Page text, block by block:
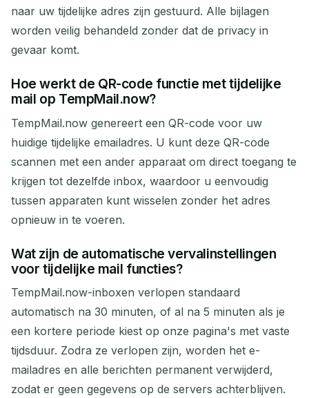
naar uw tijdelijke adres zijn gestuurd. Alle bijlagen
worden veilig behandeld zonder dat de privacy in
gevaar komt.
Hoe werkt de QR-code functie met tijdelijke
mail op TempMail.now?
TempMail.now genereert een QR-code voor uw
huidige tijdelijke emailadres. U kunt deze QR-code
scannen met een ander apparaat om direct toegang te
krijgen tot dezelfde inbox, waardoor u eenvoudig
tussen apparaten kunt wisselen zonder het adres
opnieuw in te voeren.
Wat zijn de automatische vervalinstellingen
voor tijdelijke mail functies?
TempMail.now-inboxen verlopen standaard
automatisch na 30 minuten, of al na 5 minuten als je
een kortere periode kiest op onze pagina's met vaste
tijdsduur. Zodra ze verlopen zijn, worden het e-
mailadres en alle berichten permanent verwijderd,
zodat er geen gegevens op de servers achterblijven.